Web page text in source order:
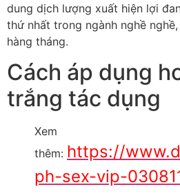
dung dịch lượng xuất hiện lợi
thứ nhất trong ngành nghề
hàng tháng.
Cách áp dụng
trắng tác dụng
Xem
thêm: https://
ph-sex-vip-